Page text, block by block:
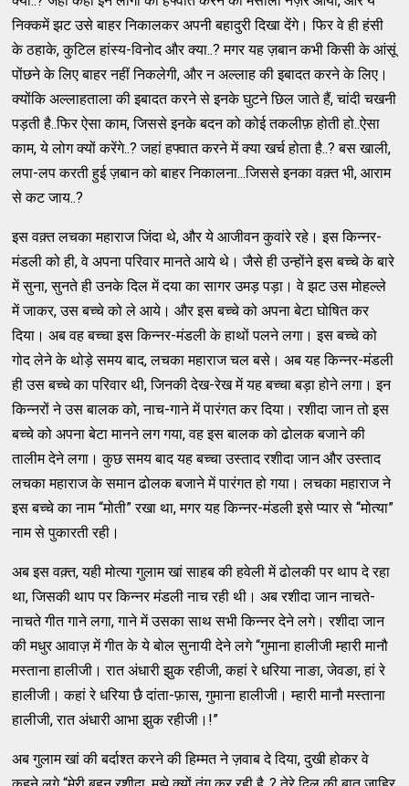
निक्कमें झट उसे बाहर निकालकर अपनी बहादुरी दिखा देंगे। फिर वे ही हंसी
के ठहाके, कुटिल हांस्य-विनोद और क्या..? मगर यह ज़बान कभी किसी के आंसूं
पोंछने के लिए बाहर नहीं निकलेगी, और न अल्लाह की इबादत करने के लिए।
क्योंकि अल्लाहताला की इबादत करने से इनके घुटने छिल जाते हैं, चांदी चखनी
पड़ती है..फिर ऐसा काम, जिससे इनके बदन को कोई तकलीफ़ होती हो..ऐसा
काम, ये लोग क्यों करेंगे..? जहां हफ्वात करने में क्या खर्च होता है..? बस खाली,
लपा-लप करती हुई ज़बान को बाहर निकालना...जिससे इनका वक़्त भी, आराम
से कट जाय..?
इस वक़्त लचका महाराज जिंदा थे, और ये आजीवन कुवांरे रहे। इस किन्नर-
मंडली को ही, वे अपना परिवार मानते आये थे। जैसे ही उन्होंने इस बच्चे के बारे
में सुना, सुनते ही उनके दिल में दया का सागर उमड़ पड़ा। वे झट उस मोहल्ले
में जाकर, उस बच्चे को ले आये। और इस बच्चे को अपना बेटा घोषित कर
दिया। अब वह बच्चा इस किन्नर-मंडली के हाथों पलने लगा। इस बच्चे को
गोद लेने के थोड़े समय बाद, लचका महाराज चल बसे। अब यह किन्नर-मंडली
ही उस बच्चे का परिवार थी, जिनकी देख-रेख में यह बच्चा बड़ा होने लगा। इन
किन्नरों ने उस बालक को, नाच-गाने में पारंगत कर दिया। रशीदा जान तो इस
बच्चे को अपना बेटा मानने लग गया, वह इस बालक को ढोलक बजाने की
तालीम देने लगा। कुछ समय बाद यह बच्चा उस्ताद रशीदा जान और उस्ताद
लचका महाराज के समान ढोलक बजाने में पारंगत हो गया। लचका महाराज ने
इस बच्चे का नाम “मोती” रखा था, मगर यह किन्नर-मंडली इसे प्यार से “मोत्या”
नाम से पुकारती रही।
अब इस वक़्त, यही मोत्या गुलाम खां साहब की हवेली में ढोलकी पर थाप दे रहा
था, जिसकी थाप पर किन्नर मंडली नाच रही थी। अब रशीदा जान नाचते-
नाचते गीत गाने लगा, गाने में उसका साथ सभी किन्नर देने लगे। रशीदा जान
की मधुर आवाज़ में गीत के ये बोल सुनायी देने लगे “गुमाना हालीजी म्हारी मानौ
मस्ताना हालीजी। रात अंधारी झुक रहीजी, कहां रे धरिया नाङा, जेवङा, हां रे
हालीजी। कहां रे धरिया छै दांता-फ़ास, गुमाना हालीजी। म्हारी मानौ मस्ताना
हालीजी, रात अंधारी आभा झुक रहीजी।!”
अब गुलाम खां की बर्दाश्त करने की हिम्मत ने ज़वाब दे दिया, दुखी होकर वे